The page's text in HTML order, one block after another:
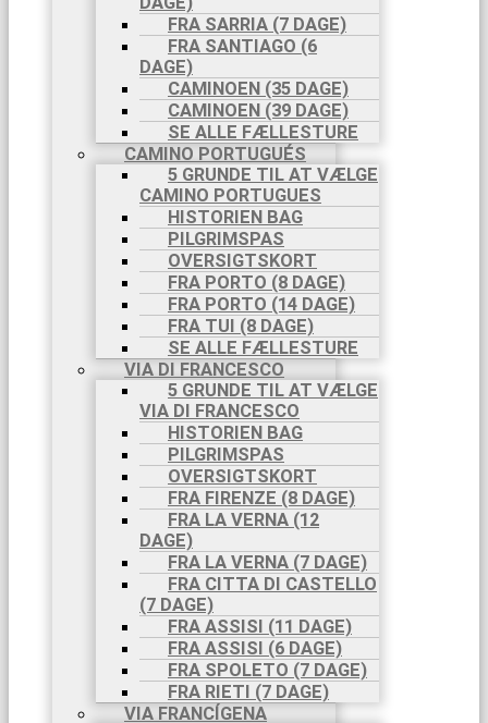
FRA SARRIA (7 DAGE)
FRA SANTIAGO (6
DAGE)
CAMINOEN (35 DAGE)
CAMINOEN (39 DAGE)
SE ALLE FÆLLESTURE
CAMINO PORTUGUÉS
5 GRUNDE TIL AT VÆLGE
CAMINO PORTUGUES
HISTORIEN BAG
PILGRIMSPAS
OVERSIGTSKORT
FRA PORTO (8 DAGE)
FRA PORTO (14 DAGE)
FRA TUI (8 DAGE)
SE ALLE FÆLLESTURE
VIA DI FRANCESCO
5 GRUNDE TIL AT VÆLGE
VIA DI FRANCESCO
HISTORIEN BAG
PILGRIMSPAS
OVERSIGTSKORT
FRA FIRENZE (8 DAGE)
FRA LA VERNA (12
DAGE)
FRA LA VERNA (7 DAGE)
FRA CITTA DI CASTELLO
(7 DAGE)
FRA ASSISI (11 DAGE)
FRA ASSISI (6 DAGE)
FRA SPOLETO (7 DAGE)
FRA RIETI (7 DAGE)
VIA FRANCÍGENA